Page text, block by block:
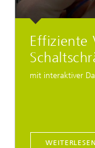
Effiziente
mit interaktiver
WEITERLESEN